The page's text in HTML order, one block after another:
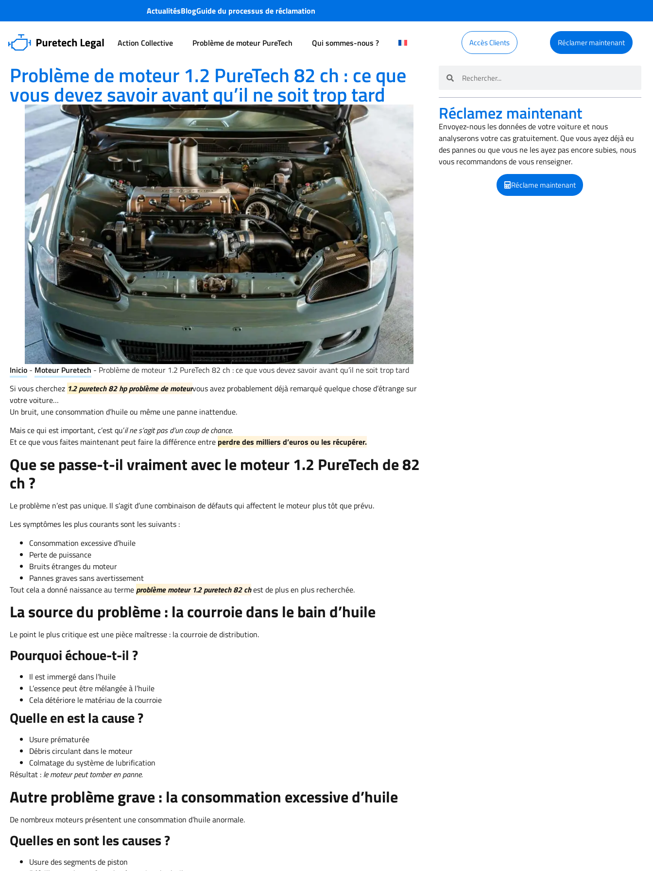
ActualitésBlogGuide du processus de réclamation
Action Collective Problème de moteur PureTech Qui sommes-nous ? Réclamer maintenant
Accès Clients
Moteur Puretech Problème de moteur 1.2 PureTech 82 ch : ce que vous devez savoir avant qu’il ne soit trop tard
Problème de moteur 1.2 PureTech 82 ch : ce que
vous devez savoir avant qu’il ne soit trop tard
Inicio - Moteur Puretech - Problème de moteur 1.2 PureTech 82 ch : ce que vous devez savoir avant qu’il ne soit trop tard
Si vous cherchez 1.2 puretech 82 hp problème de moteurvous avez probablement déjà remarqué quelque chose d’étrange sur
votre voiture…
Un bruit, une consommation d’huile ou même une panne inattendue.
Mais ce qui est important, c’est qu’il ne s’agit pas d’un coup de chance.
Et ce que vous faites maintenant peut faire la différence entre perdre des milliers d’euros ou les récupérer.
Que se passe-t-il vraiment avec le moteur 1.2 PureTech de 82
ch ?
Le problème n’est pas unique. Il s’agit d’une combinaison de défauts qui affectent le moteur plus tôt que prévu.
Les symptômes les plus courants sont les suivants :
Consommation excessive d’huile
Perte de puissance
Bruits étranges du moteur
Pannes graves sans avertissement
Tout cela a donné naissance au terme problème moteur 1.2 puretech 82 chest de plus en plus recherchée.
La source du problème : la courroie dans le bain d’huile
Le point le plus critique est une pièce maîtresse : la courroie de distribution.
Pourquoi échoue-t-il ?
Il est immergé dans l’huile
L’essence peut être mélangée à l’huile
Cela détériore le matériau de la courroie
Quelle en est la cause ?
Usure prématurée
Débris circulant dans le moteur
Colmatage du système de lubrification
Résultat : le moteur peut tomber en panne.
Autre problème grave : la consommation excessive d’huile
De nombreux moteurs présentent une consommation d’huile anormale.
Quelles en sont les causes ?
Usure des segments de piston
Réclamez maintenant
Envoyez-nous les données de votre voiture et nous
analyserons votre cas gratuitement. Que vous ayez déjà eu
des pannes ou que vous ne les ayez pas encore subies, nous
vous recommandons de vous renseigner.
Réclame maintenant